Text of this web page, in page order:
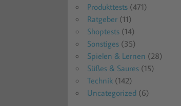
Produkttests (471)
Ratgeber (11)
Shoptests (14)
Sonstiges (35)
Spielen & Lernen (28)
Süßes & Saures (15)
Technik (142)
Uncategorized (6)